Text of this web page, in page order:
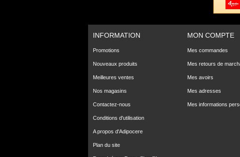
INFORMATION
Promotions
Nouveaux produits
Meilleures ventes
Nos magasins
Contactez-nous
Conditions d'utilisation
A propos d'Adipocere
Plan du site
MON COMPTE
Mes commandes
Mes retours de
Mes avoirs
Mes adresses
Mes informations